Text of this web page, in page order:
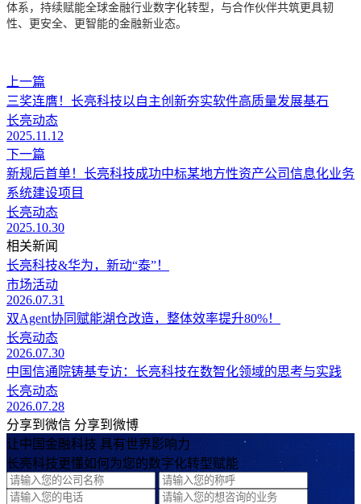
体系，持续赋能全球金融行业数字化转型，与合作伙伴共筑更具韧
性、更安全、更智能的金融新业态。
上一篇
三奖连膺！长亮科技以自主创新夯实软件高质量发展基石
长亮动态
2025.11.12
下一篇
新规后首单！长亮科技成功中标某地方性资产公司信息化业务
系统建设项目
长亮动态
2025.10.30
相关新闻
长亮科技&华为，新动“泰”！
市场活动
2026.07.31
双Agent协同赋能湖仓改造，整体效率提升80%！
长亮动态
2026.07.30
中国信通院铸基专访：长亮科技在数智化领域的思考与实践
长亮动态
2026.07.28
分享到微信 分享到微博
让中国金融科技 具有世界影响力
长亮科技更懂如何为您的数字化转型赋能